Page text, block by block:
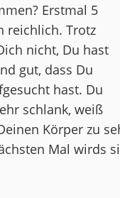
Erstmal 5
reichlich. Trotz
nicht, Du hast
gut, dass Du
hast. Du
schlank, weiß
Körper zu
Mal wirds